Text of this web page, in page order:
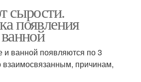
сырости.
появления
и ванной появляются по 3
причинам,